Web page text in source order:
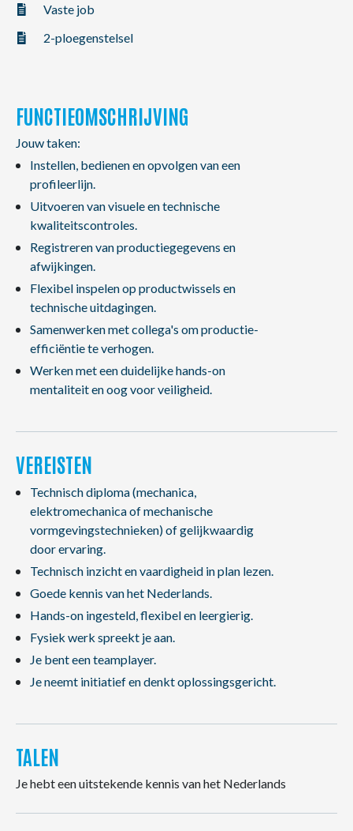
Vaste job
2-ploegenstelsel
FUNCTIEOMSCHRIJVING
Jouw taken:
Instellen, bedienen en opvolgen van een
profileerlijn.
Uitvoeren van visuele en technische
kwaliteitscontroles.
Registreren van productiegegevens en
afwijkingen.
Flexibel inspelen op productwissels en
technische uitdagingen.
Samenwerken met collega's om productie-
efficiëntie te verhogen.
Werken met een duidelijke hands-on
mentaliteit en oog voor veiligheid.
VEREISTEN
Technisch diploma (mechanica,
elektromechanica of mechanische
vormgevingstechnieken) of gelijkwaardig
door ervaring.
Technisch inzicht en vaardigheid in plan lezen.
Goede kennis van het Nederlands.
Hands-on ingesteld, flexibel en leergierig.
Fysiek werk spreekt je aan.
Je bent een teamplayer.
Je neemt initiatief en denkt oplossingsgericht.
TALEN
Je hebt een uitstekende kennis van het Nederlands